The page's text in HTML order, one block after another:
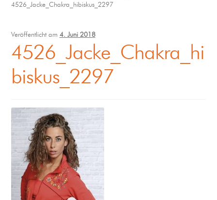
Mein Angebot
Coaching
Klangmassage
4526_Jacke_Chakra_hibiskus_2297
Veröffentlicht am 4. Juni 2018
4526_Jacke_Chakra_hi
biskus_2297